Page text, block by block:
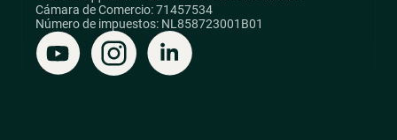
Cámara de Comercio: 71457534
Número de impuestos: NL858723001B01